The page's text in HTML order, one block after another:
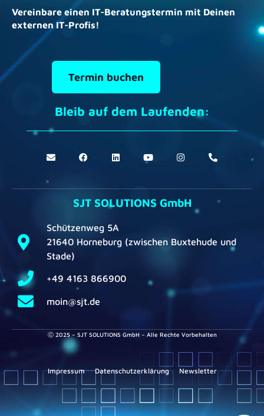
Vereinbare einen IT-Beratungstermin mit Deinen
externen IT-Profis!
Termin buchen
Bleib auf dem Laufenden:
SJT SOLUTIONS GmbH
Schützenweg 5A
21640 Horneburg (zwischen Buxtehude und
Stade)
+49 4163 866900
moin@sjt.de
Ⓒ 2025 – SJT SOLUTIONS GmbH – Alle Rechte Vorbehalten
Impressum Datenschutzerklärung Newsletter